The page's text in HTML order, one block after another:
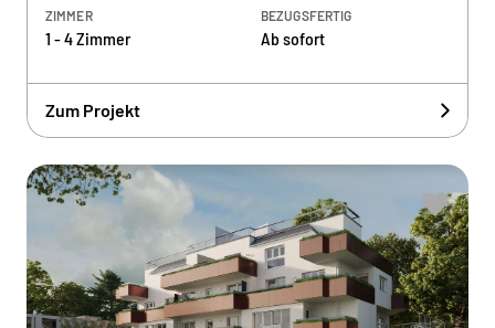
ZIMMER
1 - 4 Zimmer
BEZUGSFERTIG
Ab sofort
Zum Projekt